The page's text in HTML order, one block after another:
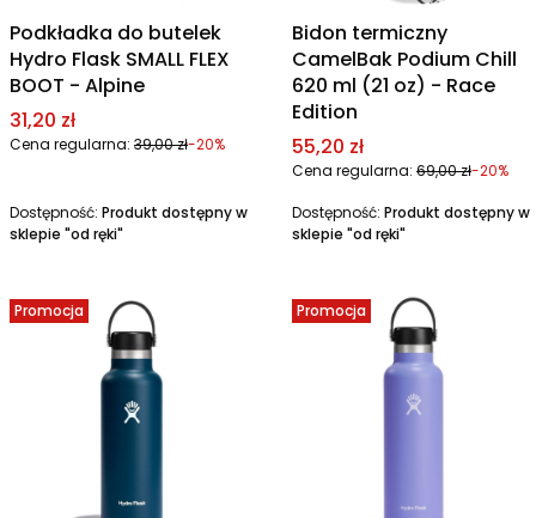
Podkładka do butelek
Hydro Flask SMALL FLEX
BOOT - Alpine
Cena promocyjna
31,20 zł
Cena regularna: 39,00 zł-20%
Dostępność: Produkt dostępny w
sklepie "od ręki"
Bidon termiczny
CamelBak Podium Chill
620 ml (21 oz) - Race
Edition
Cena promocyjna
55,20 zł
Cena regularna: 69,00 zł-20%
Dostępność: Produkt dostępny w
sklepie "od ręki"
Promocja Promocja